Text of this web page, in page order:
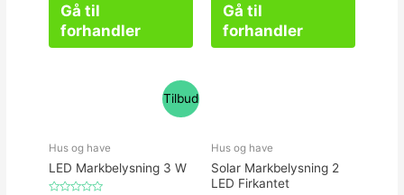
Gå til
forhandler
Gå til
forhandler
Tilbud
Hus og have
LED Markbelysning 3 W
Hus og have
Solar Markbelysning 2
LED Firkantet